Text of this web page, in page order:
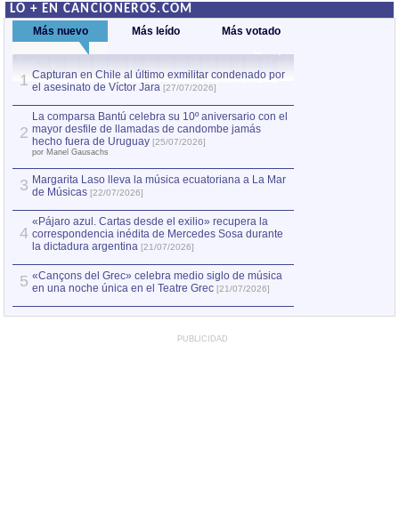
LO + EN CANCIONEROS.COM
Más nuevo Más leído Más votado
1 Capturan en Chile al último exmilitar condenado por
el asesinato de Víctor Jara [27/07/2026]
2
La comparsa Bantú celebra su 10º aniversario con el
mayor desfile de llamadas de candombe jamás
hecho fuera de Uruguay [25/07/2026]
por Manel Gausachs
3 Margarita Laso lleva la música ecuatoriana a La Mar
de Músicas [22/07/2026]
4
«Pájaro azul. Cartas desde el exilio» recupera la
correspondencia inédita de Mercedes Sosa durante
la dictadura argentina [21/07/2026]
5 «Cançons del Grec» celebra medio siglo de música
en una noche única en el Teatre Grec [21/07/2026]
PUBLICIDAD